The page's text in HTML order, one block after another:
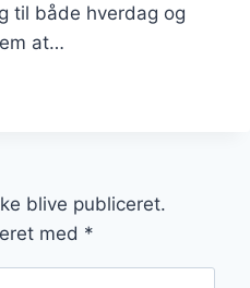
til både hverdag og
at…
blive publiceret.
med *